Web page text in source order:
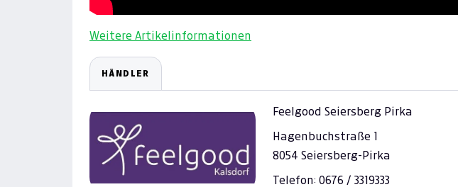
Weitere Artikelinformationen
HÄNDLER
Feelgood Seiersberg Pirka
Hagenbuchstraße 1
8054 Seiersberg-Pirka
Telefon: 0676 / 3319333